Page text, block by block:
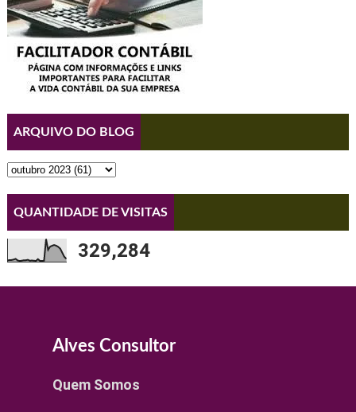
ARQUIVO DO BLOG
QUANTIDADE DE VISITAS
329,284
Alves Consultor
Quem Somos